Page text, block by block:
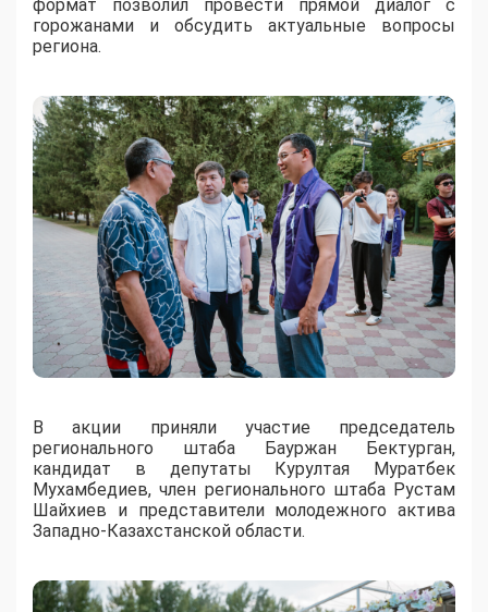
формат позволил провести прямой диалог с
горожанами и обсудить актуальные вопросы
региона.
В акции приняли участие председатель
регионального штаба Бауржан Бектурган,
кандидат в депутаты Курултая Муратбек
Мухамбедиев, член регионального штаба Рустам
Шайхиев и представители молодежного актива
Западно-Казахстанской области.